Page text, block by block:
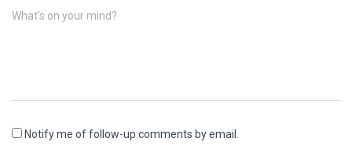
What's on your mind?
Notify me of follow-up comments by email.